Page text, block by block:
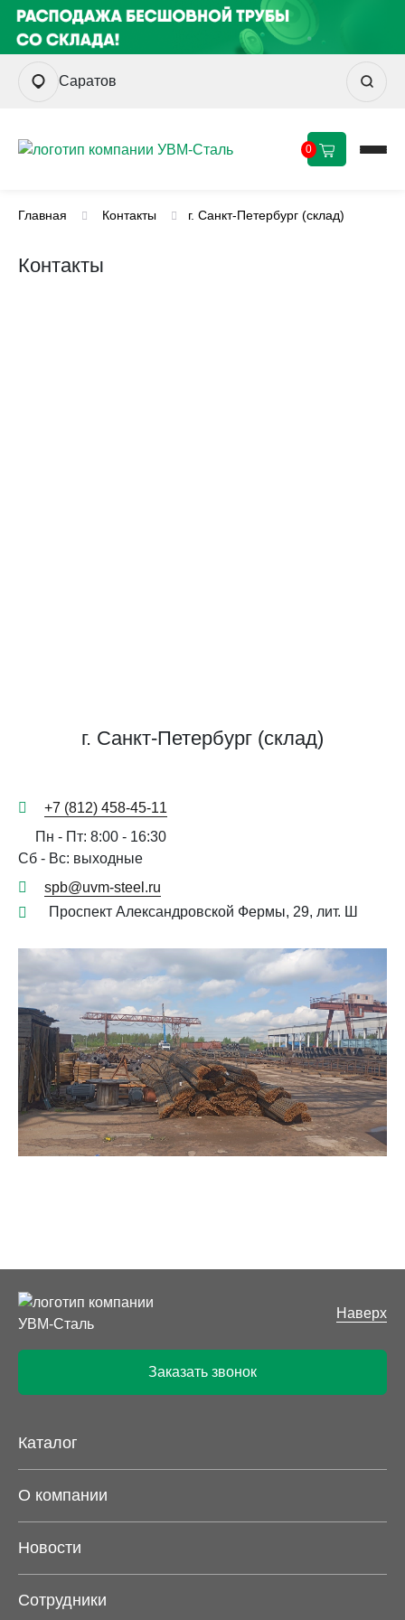
Саратов
0
Главная Контакты г. Санкт-Петербург (склад)
Контакты
г. Санкт-Петербург (склад)
+7 (812) 458-45-11
Пн - Пт: 8:00 - 16:30
Сб - Вс: выходные
spb@uvm-steel.ru
Проспект Александровской Фермы, 29, лит. Ш
Наверх
Заказать звонок
Каталог
О компании
Новости
Сотрудники